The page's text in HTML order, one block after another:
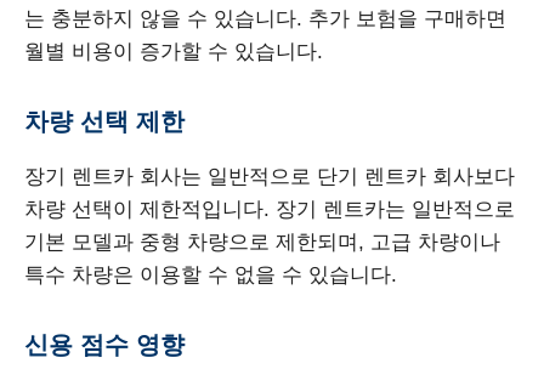
는 충분하지 않을 수 있습니다. 추가 보험을 구매하면
월별 비용이 증가할 수 있습니다.
차량 선택 제한
장기 렌트카 회사는 일반적으로 단기 렌트카 회사보다
차량 선택이 제한적입니다. 장기 렌트카는 일반적으로
기본 모델과 중형 차량으로 제한되며, 고급 차량이나
특수 차량은 이용할 수 없을 수 있습니다.
신용 점수 영향